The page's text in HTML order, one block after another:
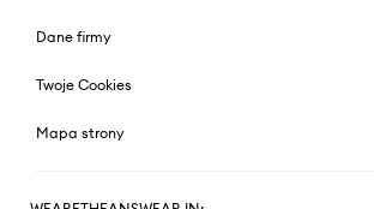
Dane firmy
Twoje Cookies
Mapa strony